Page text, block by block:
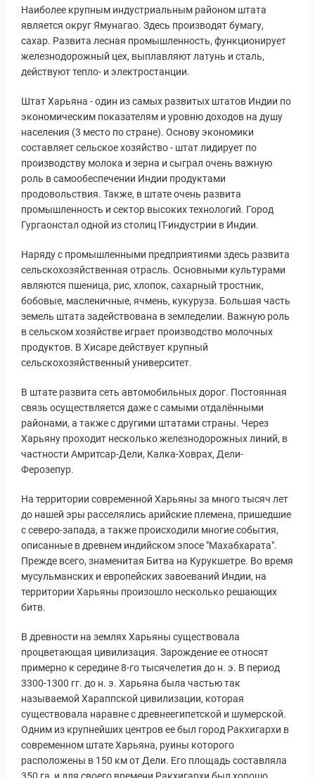
Статьи
Наиболее крупным индустриальным районом штата
является округ Ямунагао. Здесь производят бумагу,
сахар. Развита лесная промышленность, функционирует
железнодорожный цех, выплавляют латунь и сталь,
действуют тепло- и электростанции.
Штат Харьяна - один из самых развитых штатов Индии по
экономическим показателям и уровню доходов на душу
населения (3 место по стране). Основу экономики
составляет сельское хозяйство - штат лидирует по
производству молока и зерна и сыграл очень важную
роль в самообеспечении Индии продуктами
продовольствия. Также, в штате очень развита
промышленность и сектор высоких технологий. Город
Гургаонстал одной из столиц IT-индустрии в Индии.
Наряду с промышленными предприятиями здесь развита
сельскохозяйственная отрасль. Основными культурами
являются пшеница, рис, хлопок, сахарный тростник,
бобовые, масленичные, ячмень, кукуруза. Большая часть
земель штата задействована в земледелии. Важную роль
в сельском хозяйстве играет производство молочных
продуктов. В Хисаре действует крупный
сельскохозяйственный университет.
В штате развита сеть автомобильных дорог. Постоянная
связь осуществляется даже с самыми отдалёнными
районами, а также с другими штатами страны. Через
Харьяну проходит несколько железнодорожных линий, в
частности Амритсар-Дели, Калка-Ховрах, Дели-
Ферозепур.
На территории современной Харьяны за много тысяч лет
до нашей эры расселялись арийские племена, пришедшие
с северо-запада, а также происходили многие события,
описанные в древнем индийском эпосе "Махабхарата".
Прежде всего, знаменитая Битва на Курукшетре. Во время
мусульманских и европейских завоеваний Индии, на
территории Харьяны произошло несколько решающих
битв.
В древности на землях Харьяны существовала
процветающая цивилизация. Зарождение ее относят
примерно к середине 8-го тысячелетия до н. э. В период
3300-1300 гг. до н. э. Харьяна была частью так
называемой Хараппской цивилизации, которая
существовала наравне с древнеегипетской и шумерской.
Одним из крупнейших центров ее был город Ракхигархи в
современном штате Харьяна, руины которого
расположены в 150 км от Дели. Его площадь составляла